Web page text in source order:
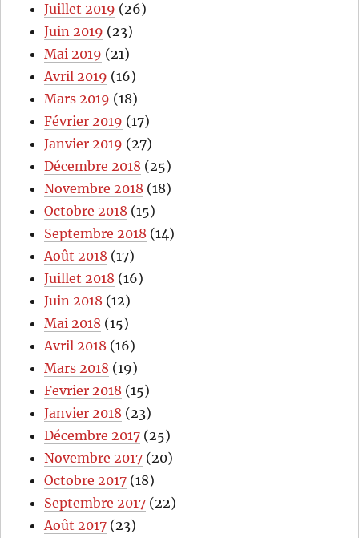
Juillet 2019 (26)
Juin 2019 (23)
Mai 2019 (21)
Avril 2019 (16)
Mars 2019 (18)
Février 2019 (17)
Janvier 2019 (27)
Décembre 2018 (25)
Novembre 2018 (18)
Octobre 2018 (15)
Septembre 2018 (14)
Août 2018 (17)
Juillet 2018 (16)
Juin 2018 (12)
Mai 2018 (15)
Avril 2018 (16)
Mars 2018 (19)
Fevrier 2018 (15)
Janvier 2018 (23)
Décembre 2017 (25)
Novembre 2017 (20)
Octobre 2017 (18)
Septembre 2017 (22)
Août 2017 (23)